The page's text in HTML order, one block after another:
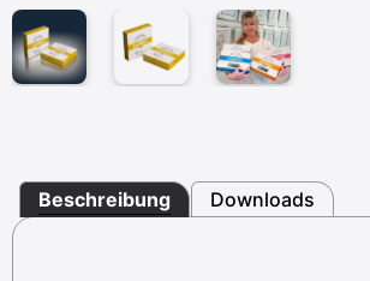
Beschreibung Downloads